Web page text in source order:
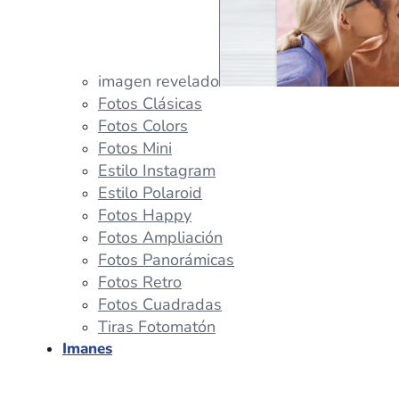
imagen revelado
Fotos Clásicas
Fotos Colors
Fotos Mini
Estilo Instagram
Estilo Polaroid
Fotos Happy
Fotos Ampliación
Fotos Panorámicas
Fotos Retro
Fotos Cuadradas
Tiras Fotomatón
Imanes